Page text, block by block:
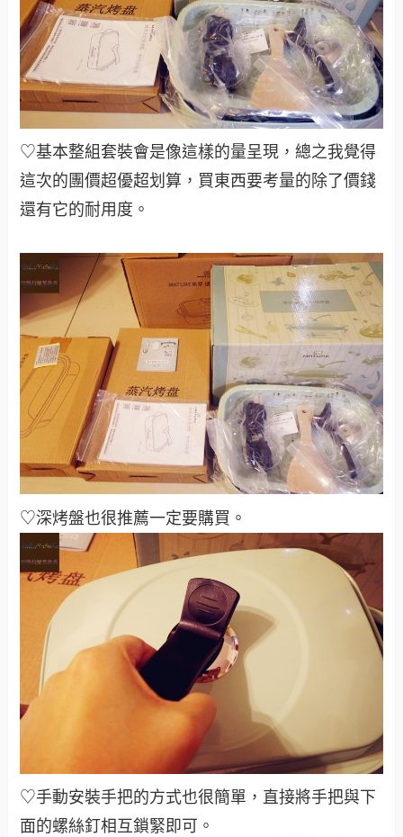
♡基本整組套裝會是像這樣的量呈現，總之我覺得
這次的團價超優超划算，買東西要考量的除了價錢
還有它的耐用度。
♡深烤盤也很推薦一定要購買。
♡手動安裝手把的方式也很簡單，直接將手把與下
面的螺絲釘相互鎖緊即可。